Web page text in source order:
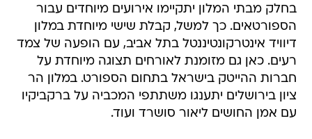
בחלק מבתי המלון יתקיימו אירועים מיוחדים עבור
הספורטאים. כך למשל, קבלת שישי מיוחדת במלון
דיוויד אינטרקונטיננטל בתל אביב, עם הופעה של צמד
רעים. כאן גם מזומנת לאורחים תצוגה מיוחדת על
חברות ההייטק בישראל בתחום הספורט. במלון הר
ציון בירושלים יתענגו משתתפי המכביה על ברקביקיו
עם אמן החושים ליאור סושרד ועוד.